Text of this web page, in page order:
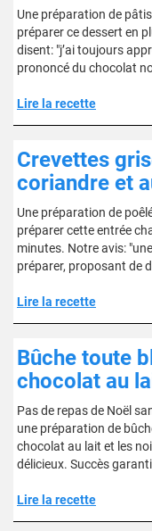
Une préparation de
préparer ce dessert en
disent: "j’ai toujours
prononcé du chocolat
Lire la recette
Crevettes
coriandre et
Une préparation de
préparer cette entrée
minutes. Notre avis:
préparer, proposant de
Lire la recette
Bûche toute
chocolat au
Pas de repas de Noël
une préparation de
chocolat au lait et les
délicieux. Succès
Lire la recette